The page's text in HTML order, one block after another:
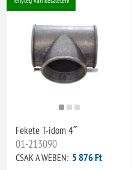
Fekete T-idom 4˝
01-213090
CSAK A WEBEN: 5 876 Ft